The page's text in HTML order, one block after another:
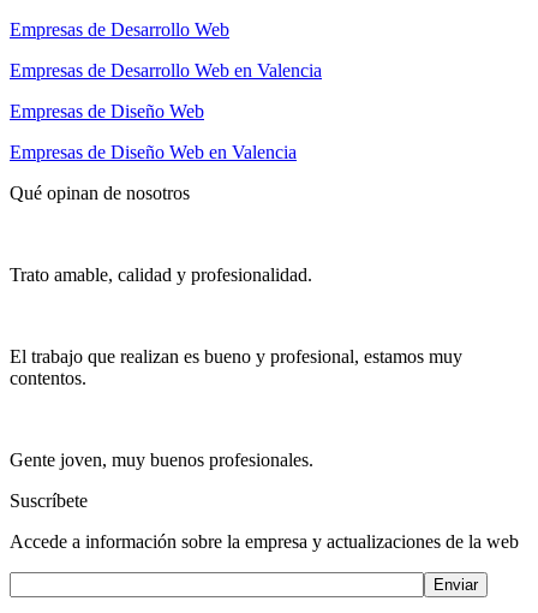
Empresas de Desarrollo Web
Empresas de Desarrollo Web en Valencia
Empresas de Diseño Web
Empresas de Diseño Web en Valencia
Qué opinan de nosotros
Trato amable, calidad y profesionalidad.
El trabajo que realizan es bueno y profesional, estamos muy
contentos.
Gente joven, muy buenos profesionales.
Suscríbete
Accede a información sobre la empresa y actualizaciones de la web